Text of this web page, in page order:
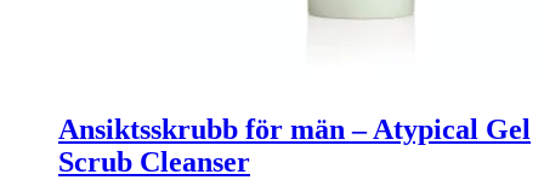
Ansiktsskrubb för män – Atypical Gel
Scrub Cleanser